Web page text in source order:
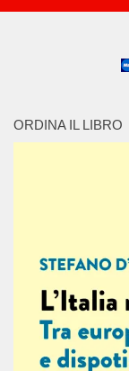
ORDINA IL LIBRO